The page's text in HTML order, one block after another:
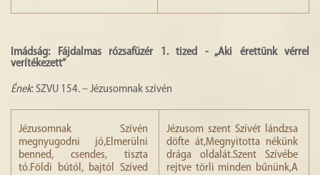
Imádság: Fájdalmas rózsafüzér 1. tized - „Aki érettünk vérrel
verítékezett”
Ének: SZVU 154. – Jézusomnak szívén
Jézusomnak Szívén
megnyugodni jó,Elmerülni
benned, csendes, tiszta
tó.Földi bútól, bajtól Szíved
Jézusom szent Szívét lándzsa
döfte át,Megnyitotta nékünk
drága oldalát.Szent Szívébe
rejtve törli minden bűnünk,A